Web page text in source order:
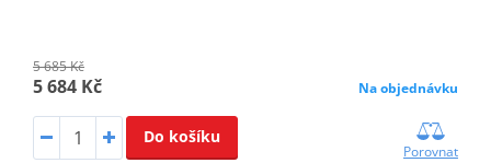
5 685 Kč
5 684 Kč Na objednávku
Do košíku
Porovnat